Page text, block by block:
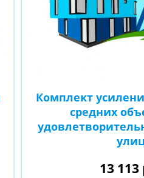
Комплект
средних
13 113